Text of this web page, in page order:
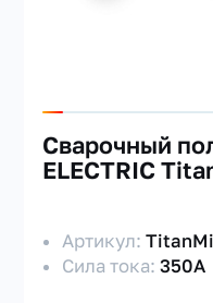
Сварочный
ELECTRIC
Артикул:
Сила тока:350А